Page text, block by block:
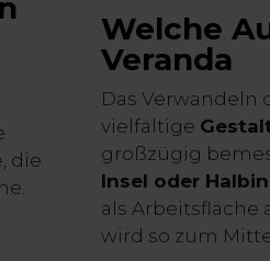
die
Welche
Veranda
Das Verwandeln
vielfältige
großzügig
Insel oder
als Arbeitsfläche
wird so zum